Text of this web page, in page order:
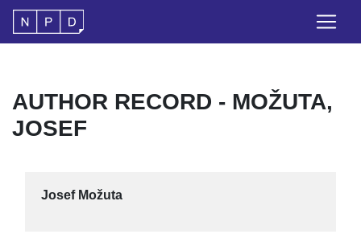
AUTHOR RECORD - MOŽUTA,
JOSEF
Josef Možuta